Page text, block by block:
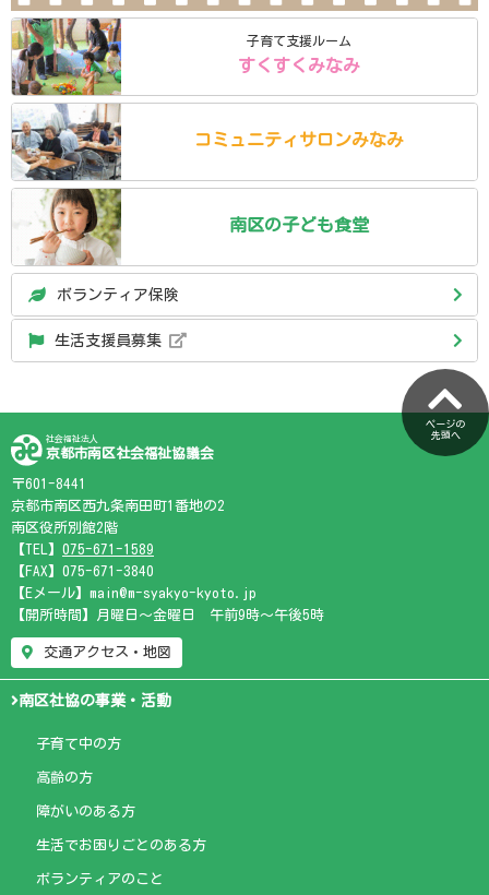
子育て支援ルーム
すくすくみなみ
コミュニティ サロンみなみ
南区の子ども食堂
ボランティア保険
生活支援員募集
ページの
先頭へ
社会福祉法人
京都市南区社会福祉協議会
〒601-8441
京都市南区西九条南田町1番地の2
南区役所別館2階
【TEL】 075-671-1589
【FAX】075-671-3840
【Eメール】main@m-syakyo-kyoto.jp
【開所時間】月曜日～金曜日 午前9時～午後5時
交通アクセス・地図
南区社協の事業・活動
子育て中の方
高齢の方
障がいのある方
生活でお困りごとのある方
ボランティアのこと